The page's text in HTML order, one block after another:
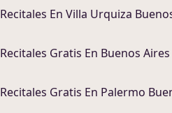
Recitales En Villa Urquiza
Recitales Gratis En Buenos Aires
Recitales Gratis En Palermo